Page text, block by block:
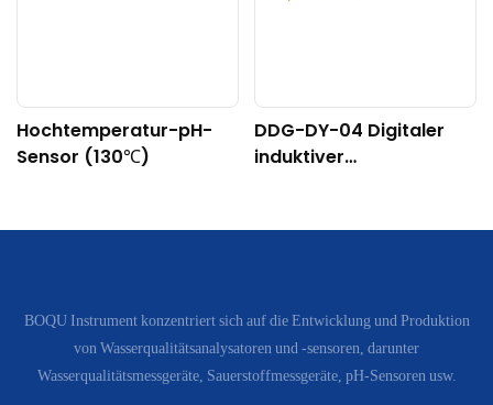
Hochtemperatur-pH-
Sensor (130℃)
DDG-DY-04 Digitaler
induktiver
Temperaturen)
BOQU Instrument konzentriert sich auf die Entwicklung und Produktion
von Wasserqualitätsanalysatoren und -sensoren, darunter
Wasserqualitätsmessgeräte, Sauerstoffmessgeräte, pH-Sensoren usw.